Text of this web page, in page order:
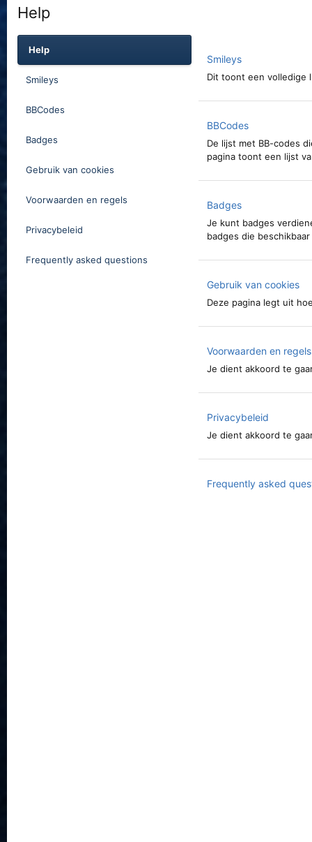
Help
Help
Smileys
BBCodes
Badges
Gebruik van cookies
Voorwaarden en regels
Privacybeleid
Frequently asked questions
Smileys
Dit toont een volledige
BBCodes
De lijst met BB-codes
pagina toont een lijst
Badges
Je kunt badges
badges die
Gebruik van cookies
Deze pagina legt uit
Voorwaarden en regels
Je dient akkoord te
Privacybeleid
Je dient akkoord te
Frequently asked